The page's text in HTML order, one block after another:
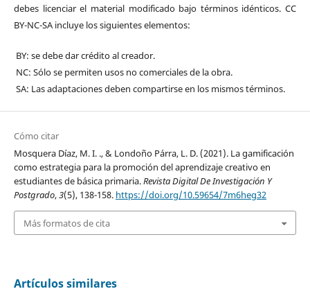
debes licenciar el material modificado bajo términos idénticos. CC
BY-NC-SA incluye los siguientes elementos:
BY: se debe dar crédito al creador.
NC: Sólo se permiten usos no comerciales de la obra.
SA: Las adaptaciones deben compartirse en los mismos términos.
Cómo citar
Mosquera Díaz, M. I. ., & Londoño Párra, L. D. (2021). La gamificación
como estrategia para la promoción del aprendizaje creativo en
estudiantes de básica primaria.Revista Digital De Investigación Y
Postgrado,3(5), 138-158. https://doi.org/10.59654/7m6heg32
Más formatos de cita
Artículos similares